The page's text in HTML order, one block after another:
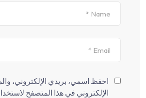
احفظ اسمي، بريدي الإلكتروني،
الإلكتروني في هذا المتصفح